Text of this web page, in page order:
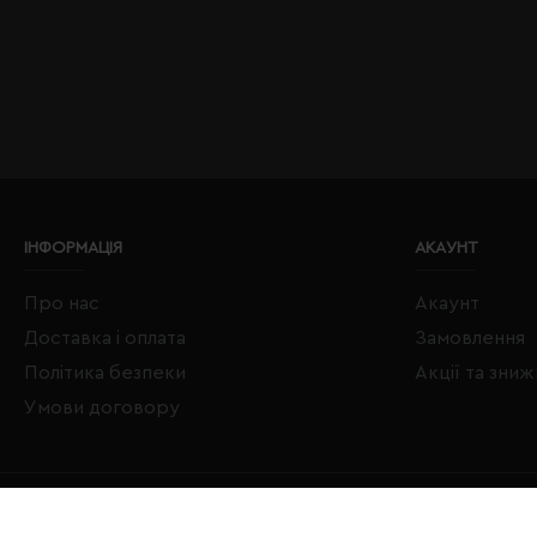
ІНФОРМАЦІЯ
Про нас
Доставка і оплата
Політика безпеки
Умови договору
АКАУНТ
Акаунт
Замовлення
Акції та